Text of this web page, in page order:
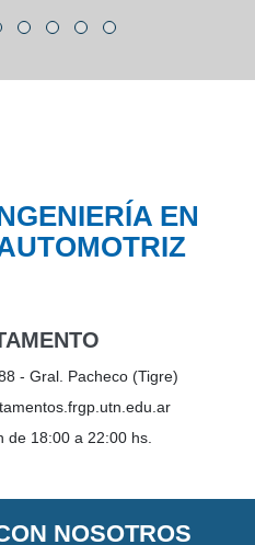
EN
- Gral. Pacheco (Tigre)
de 18:00 a 22:00 hs.
NOSOTROS